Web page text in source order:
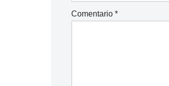
Comentario *